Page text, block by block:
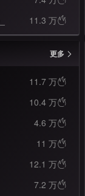
11.3 万
更多
11.7 万
10.4 万
4.6 万
11 万
12.1 万
7.2 万